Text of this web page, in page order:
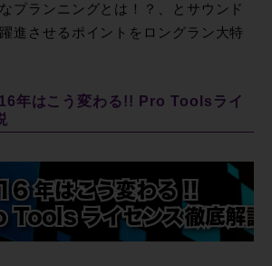
プランニングとは！？、とサウンド
進させるポイントをロングラン大特
年はこう変わる!! Pro Toolsライ